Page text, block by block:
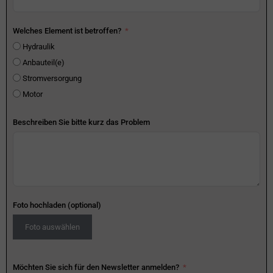
Welches Element ist betroffen?
Hydraulik
Anbauteil(e)
Stromversorgung
Motor
Beschreiben Sie bitte kurz das Problem
Foto hochladen (optional)
Foto auswählen
Möchten Sie sich für den Newsletter anmelden?